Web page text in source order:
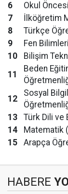
6
Okul
7
İlköğretim
8
Türkçe
9
Fen
10
Bilişim
11
Beden
12
Sosyal
13
Türk Dili ve
14
Matematik
15
Arapça
HABERE